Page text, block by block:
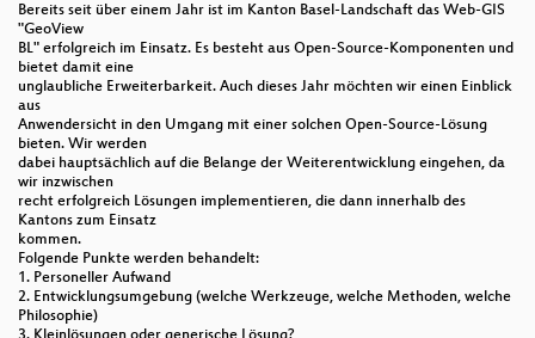
Bereits seit über einem Jahr ist im Kanton Basel-Landschaft das Web-GIS
"GeoView
BL" erfolgreich im Einsatz. Es besteht aus Open-Source-Komponenten und
bietet damit eine
unglaubliche Erweiterbarkeit. Auch dieses Jahr möchten wir einen Einblick
aus
Anwendersicht in den Umgang mit einer solchen Open-Source-Lösung
bieten. Wir werden
dabei hauptsächlich auf die Belange der Weiterentwicklung eingehen, da
wir inzwischen
recht erfolgreich Lösungen implementieren, die dann innerhalb des
Kantons zum Einsatz
kommen.
Folgende Punkte werden behandelt:
1. Personeller Aufwand
2. Entwicklungsumgebung (welche Werkzeuge, welche Methoden, welche
Philosophie)